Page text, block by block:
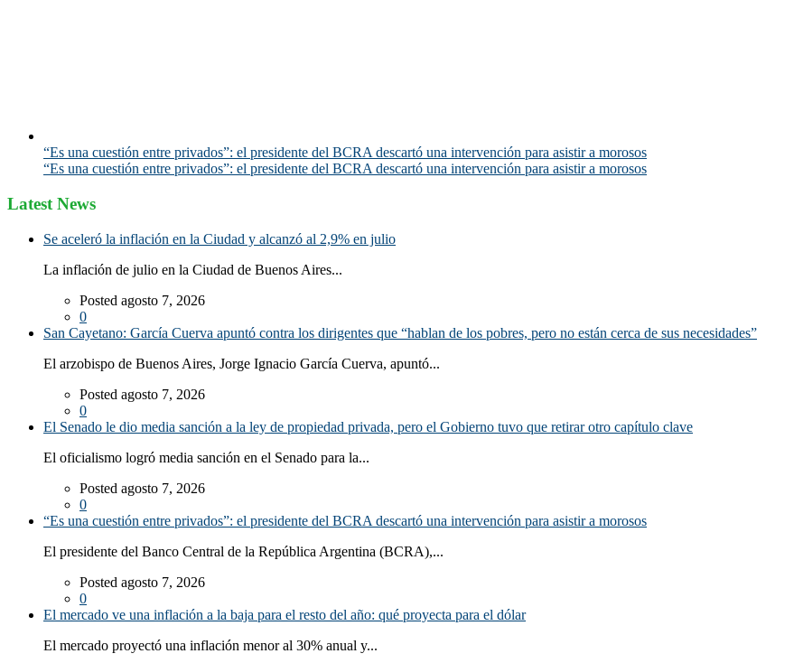
“Es una cuestión entre privados”: el presidente del BCRA descartó una intervención para asistir a morosos
“Es una cuestión entre privados”: el presidente del BCRA descartó una intervención para asistir a morosos
Latest News
Se aceleró la inflación en la Ciudad y alcanzó al 2,9% en julio
La inflación de julio en la Ciudad de Buenos Aires...
Posted agosto 7, 2026
0
San Cayetano: García Cuerva apuntó contra los dirigentes que “hablan de los pobres, pero no están cerca de sus necesidades”
El arzobispo de Buenos Aires, Jorge Ignacio García Cuerva, apuntó...
Posted agosto 7, 2026
0
El Senado le dio media sanción a la ley de propiedad privada, pero el Gobierno tuvo que retirar otro capítulo clave
El oficialismo logró media sanción en el Senado para la...
Posted agosto 7, 2026
0
“Es una cuestión entre privados”: el presidente del BCRA descartó una intervención para asistir a morosos
El presidente del Banco Central de la República Argentina (BCRA),...
Posted agosto 7, 2026
0
El mercado ve una inflación a la baja para el resto del año: qué proyecta para el dólar
El mercado proyectó una inflación menor al 30% anual y...